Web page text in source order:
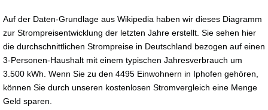
Auf der Daten-Grundlage aus Wikipedia haben wir dieses Diagramm
zur Strompreisentwicklung der letzten Jahre erstellt. Sie sehen hier
die durchschnittlichen Strompreise in Deutschland bezogen auf einen
3-Personen-Haushalt mit einem typischen Jahresverbrauch um
3.500 kWh. Wenn Sie zu den 4495 Einwohnern in Iphofen gehören,
können Sie durch unseren kostenlosen Stromvergleich eine Menge
Geld sparen.